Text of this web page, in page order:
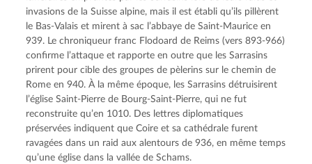
invasions de la Suisse alpine, mais il est établi qu’ils pillèrent
le Bas-Valais et mirent à sac l’abbaye de Saint-Maurice en
939. Le chroniqueur franc Flodoard de Reims (vers 893-966)
confirme l’attaque et rapporte en outre que les Sarrasins
prirent pour cible des groupes de pèlerins sur le chemin de
Rome en 940. À la même époque, les Sarrasins détruisirent
l’église Saint-Pierre de Bourg-Saint-Pierre, qui ne fut
reconstruite qu’en 1010. Des lettres diplomatiques
préservées indiquent que Coire et sa cathédrale furent
ravagées dans un raid aux alentours de 936, en même temps
qu’une église dans la vallée de Schams.